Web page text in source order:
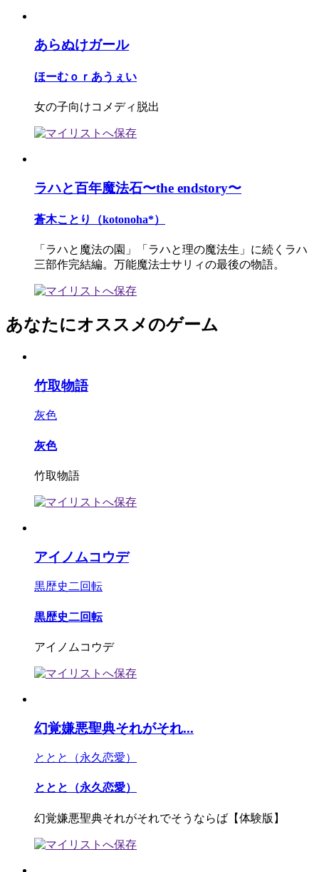
あらぬけガール
ほーむｏｒあうぇい
女の子向けコメディ脱出
ラハと百年魔法石〜the endstory〜
蒼木ことり（kotonoha*）
「ラハと魔法の園」「ラハと理の魔法生」に続くラハ
三部作完結編。万能魔法士サリィの最後の物語。
あなたにオススメのゲーム
竹取物語
灰色
灰色
竹取物語
アイノムコウデ
黒歴史二回転
黒歴史二回転
アイノムコウデ
幻覚嫌悪聖典それがそれ...
ととと（永久恋愛）
ととと（永久恋愛）
幻覚嫌悪聖典それがそれでそうならば【体験版】